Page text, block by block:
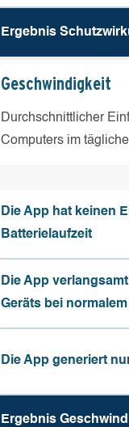
Ergebnis
Geschw­indigkeit
Durchschnittlicher
Computers im
Die App hat keinen
Batterielaufzeit
Die App
Geräts bei
Die App generiert
Ergebnis